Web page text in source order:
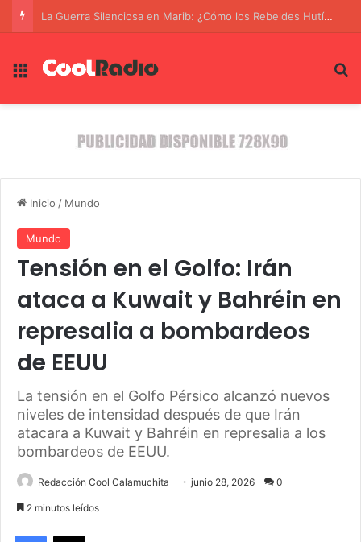
Irán: Un régimen de represión y miedo en medio de la incertidumbre
Menú
Inicio / Mundo
Mundo
Tensión en el Golfo: Irán
ataca a Kuwait y Bahréin en
represalia a bombardeos
de EEUU
La tensión en el Golfo Pérsico alcanzó nuevos
niveles de intensidad después de que Irán
atacara a Kuwait y Bahréin en represalia a los
bombardeos de EEUU.
Redacción Cool Calamuchita junio 28, 2026 0
2 minutos leídos
Facebook
X